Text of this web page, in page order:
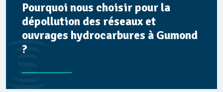
Pourquoi nous choisir pour la
dépollution des réseaux et
ouvrages hydrocarbures à Gumond
?